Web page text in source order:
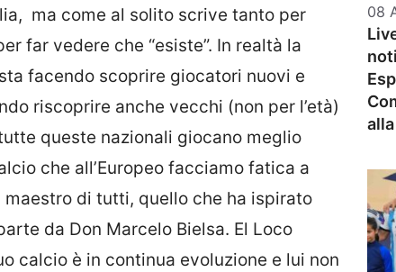
ma come al solito scrive tanto per
far vedere che “esiste”. In realtà la
facendo scoprire giocatori nuovi e
riscoprire anche vecchi (non per l’età)
queste nazionali giocano meglio
che all’Europeo facciamo fatica a
di tutti, quello che ha ispirato
da Don Marcelo Bielsa. El Loco
calcio è in continua evoluzione e lui non
08